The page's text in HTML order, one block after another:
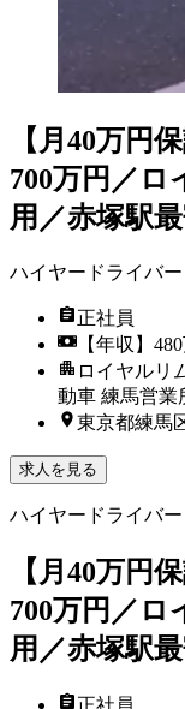
【月40万円
700万円／ロ
用／赤塚駅
ハイヤードライバー
正社員
【年収】
ロイヤルリ
動車 練馬営業
東京都練馬
求人を見る
ハイヤードライバー
【月40万円
700万円／ロ
用／赤塚駅
正社員